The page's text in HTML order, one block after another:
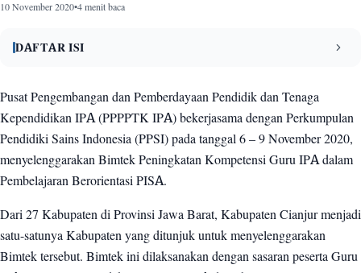
10 November 2020•4 menit baca
DAFTAR ISI
1 Apa itu PISA?
2 Posisi Indonesia dalam PISA
Pembelajaran Berorientasi PISA
4 Asesmen Literasi Sains
Pusat Pengembangan dan Pemberdayaan Pendidik dan Tenaga
Kependidikan IPA (PPPPTK IPA) bekerjasama dengan Perkumpulan
Pendidiki Sains Indonesia (PPSI) pada tanggal 6 – 9 November 2020,
menyelenggarakan Bimtek Peningkatan Kompetensi Guru IPA dalam
Pembelajaran Berorientasi PISA.
Dari 27 Kabupaten di Provinsi Jawa Barat, Kabupaten Cianjur menjadi
satu-satunya Kabupaten yang ditunjuk untuk menyelenggarakan
Bimtek tersebut. Bimtek ini dilaksanakan dengan sasaran peserta Guru